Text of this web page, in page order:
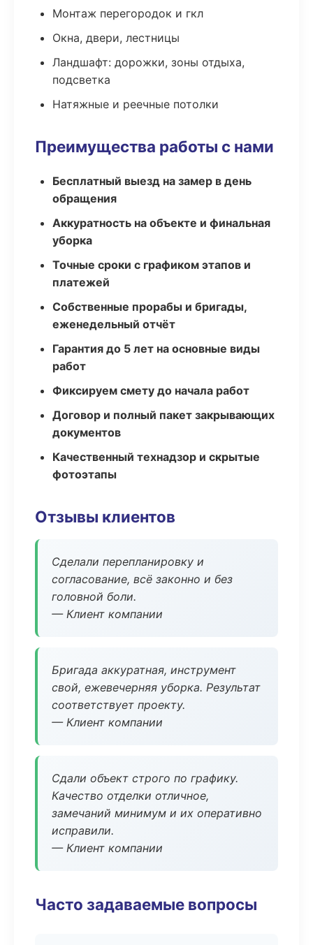
Монтаж перегородок и гкл
Окна, двери, лестницы
Ландшафт: дорожки, зоны отдыха,
подсветка
Натяжные и реечные потолки
Преимущества работы с нами
Бесплатный выезд на замер в день
обращения
Аккуратность на объекте и финальная
уборка
Точные сроки с графиком этапов и
платежей
Собственные прорабы и бригады,
еженедельный отчёт
Гарантия до 5 лет на основные виды
работ
Фиксируем смету до начала работ
Договор и полный пакет закрывающих
документов
Качественный технадзор и скрытые
фотоэтапы
Отзывы клиентов
Сделали перепланировку и
согласование, всё законно и без
головной боли.
— Клиент компании
Бригада аккуратная, инструмент
свой, ежевечерняя уборка. Результат
соответствует проекту.
— Клиент компании
Сдали объект строго по графику.
Качество отделки отличное,
замечаний минимум и их оперативно
исправили.
— Клиент компании
Часто задаваемые вопросы